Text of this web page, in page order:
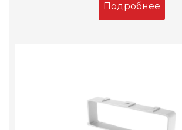
Подробнее